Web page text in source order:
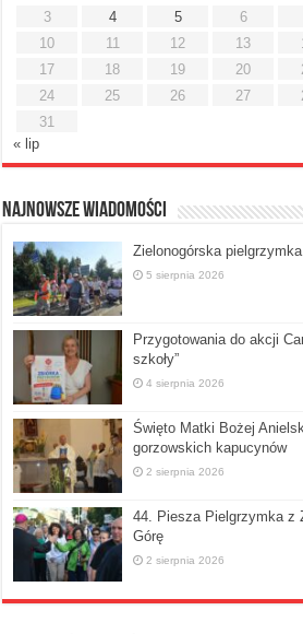
3
4 5 6
10
11 12 13
17
18 19 20
24
25 26 27
31
« lip
Najnowsze Wiadomości
Zielonogórska
5 sierpnia 2026
Przygotowania do akcji
szkoły”
4 sierpnia 2026
Święto Matki Bożej
gorzowskich kapucynów
2 sierpnia 2026
44. Piesza Pielgrzymka z
Górę
2 sierpnia 2026